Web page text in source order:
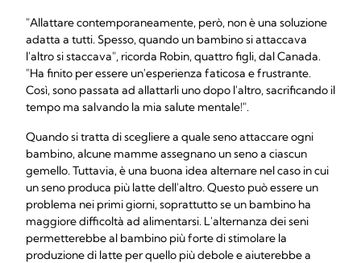
"Allattare contemporaneamente, però, non è una soluzione
adatta a tutti. Spesso, quando un bambino si attaccava
l'altro si staccava", ricorda Robin, quattro figli, dal Canada.
"Ha finito per essere un'esperienza faticosa e frustrante.
Così, sono passata ad allattarli uno dopo l'altro, sacrificando il
tempo ma salvando la mia salute mentale!".
Quando si tratta di scegliere a quale seno attaccare ogni
bambino, alcune mamme assegnano un seno a ciascun
gemello. Tuttavia, è una buona idea alternare nel caso in cui
un seno produca più latte dell'altro. Questo può essere un
problema nei primi giorni, soprattutto se un bambino ha
maggiore difficoltà ad alimentarsi. L'alternanza dei seni
permetterebbe al bambino più forte di stimolare la
produzione di latte per quello più debole e aiuterebbe a